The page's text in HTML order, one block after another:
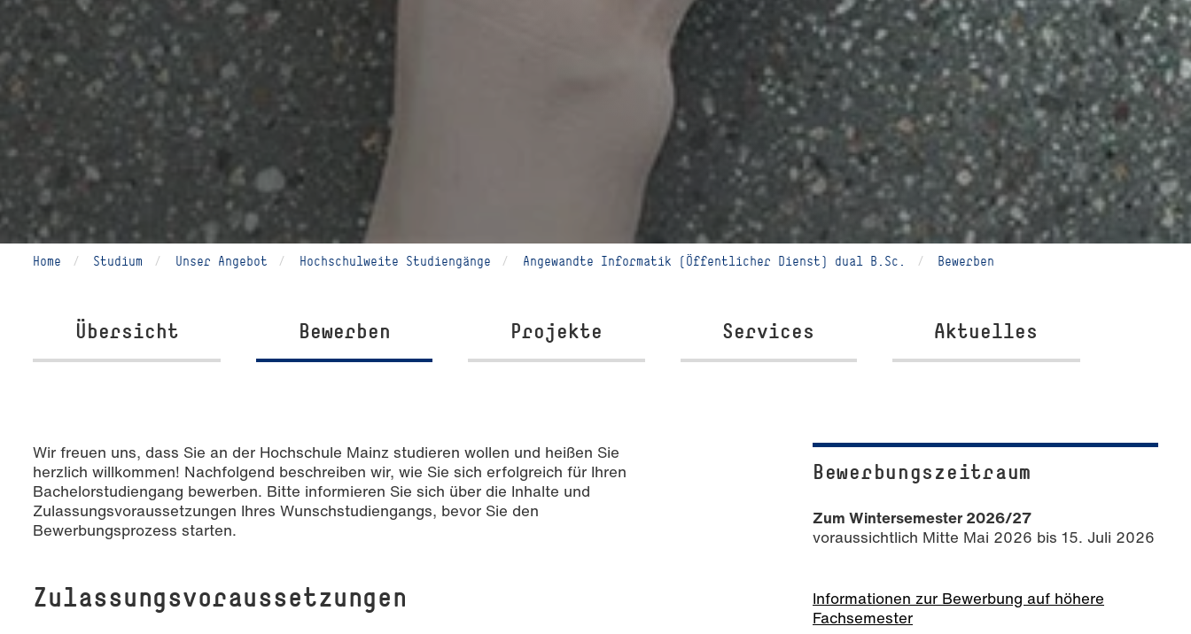
Home Studium Unser Angebot Hochschulweite Studiengänge Angewandte Informatik (Öffentlicher Dienst) dual B.Sc. Bewerben
Übersicht Bewerben Projekte Services Aktuelles
Wir freuen uns, dass Sie an der Hochschule Mainz studieren wollen und heißen Sie
herzlich willkommen! Nachfolgend beschreiben wir, wie Sie sich erfolgreich für Ihren
Bachelorstudiengang bewerben. Bitte informieren Sie sich über die Inhalte und
Zulassungsvoraussetzungen Ihres Wunschstudiengangs, bevor Sie den
Bewerbungsprozess starten.
Zu­las­sungs­vor­aus­set­zungen
Bewerbungszeitraum
Zum Wintersemester 2026/27
voraussichtlich Mitte Mai 2026 bis 15. Juli 2026
Informationen zur Bewerbung auf höhere
Fachsemester